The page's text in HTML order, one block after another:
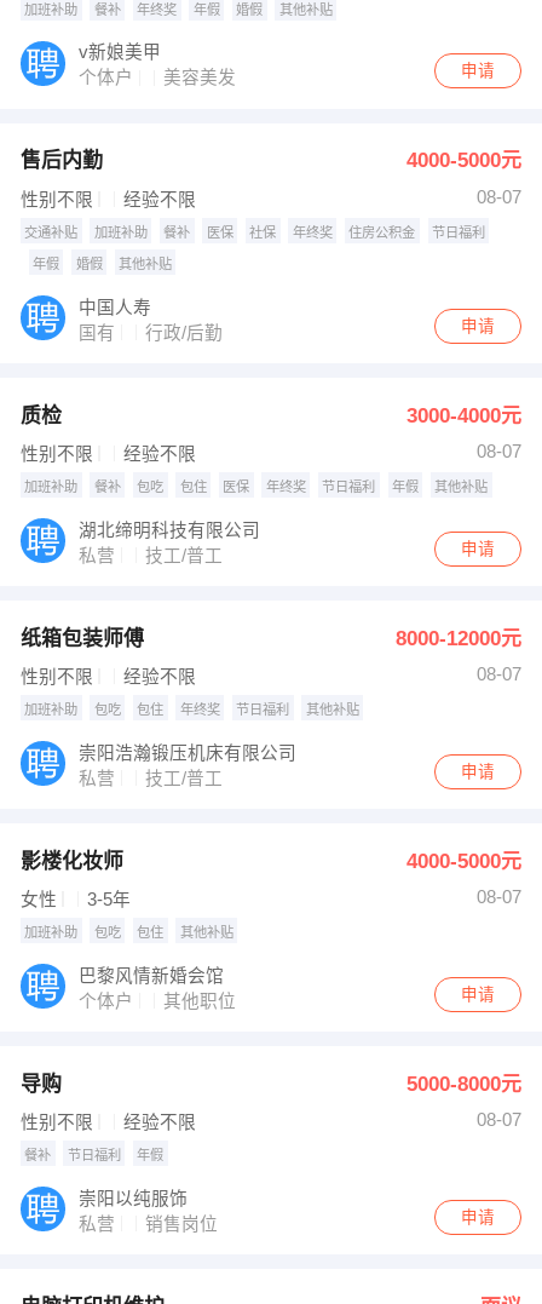
加班补助 餐补 年终奖 年假 婚假 其他补贴
v新娘美甲
个体户
美容美发 申请
售后内勤 4000-5000元
性别不限 经验不限 08-07
交通补贴 加班补助 餐补 医保 社保 年终奖 住房公积金 节日福利
年假 婚假 其他补贴
中国人寿
国有
行政/后勤 申请
质检 3000-4000元
性别不限 经验不限 08-07
加班补助 餐补 包吃 包住 医保 年终奖 节日福利 年假 其他补贴
湖北缔明科技有限公司
私营
技工/普工 申请
纸箱包装师傅 8000-12000元
性别不限 经验不限 08-07
加班补助 包吃 包住 年终奖 节日福利 其他补贴
崇阳浩瀚锻压机床有限公司
私营
技工/普工 申请
影楼化妆师 4000-5000元
女性 3-5年 08-07
加班补助 包吃 包住 其他补贴
巴黎风情新婚会馆
个体户
其他职位 申请
导购 5000-8000元
性别不限 经验不限 08-07
餐补 节日福利 年假
崇阳以纯服饰
私营
销售岗位 申请